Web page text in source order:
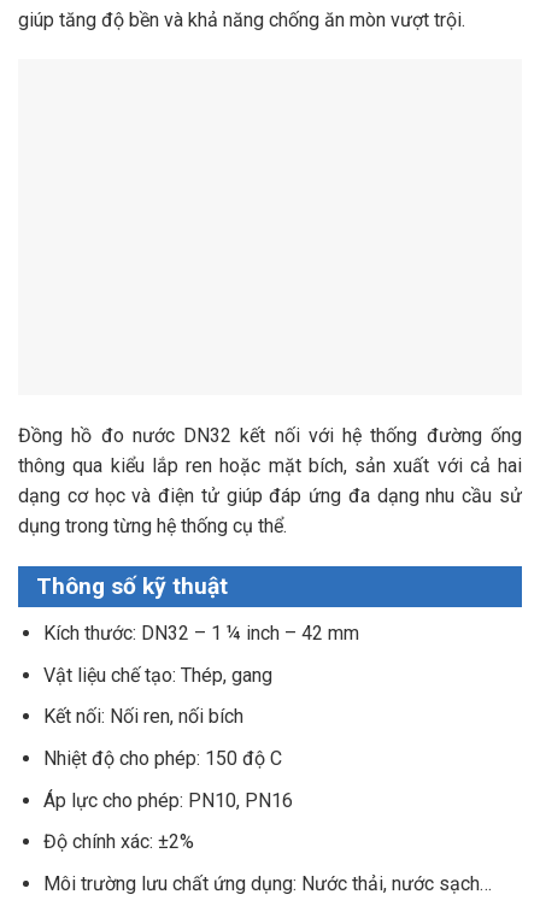
giúp tăng độ bền và khả năng chống ăn mòn vượt trội.
Đồng hồ đo nước DN32 kết nối với hệ thống đường ống
thông qua kiểu lắp ren hoặc mặt bích, sản xuất với cả hai
dạng cơ học và điện tử giúp đáp ứng đa dạng nhu cầu sử
dụng trong từng hệ thống cụ thể.
Thông số kỹ thuật
Kích thước: DN32 – 1 ¼ inch – 42 mm
Vật liệu chế tạo: Thép, gang
Kết nối: Nối ren, nối bích
Nhiệt độ cho phép: 150 độ C
Áp lực cho phép: PN10, PN16
Độ chính xác: ±2%
Môi trường lưu chất ứng dụng: Nước thải, nước sạch…